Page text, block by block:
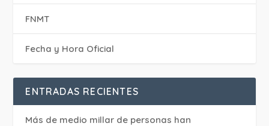
FNMT
Fecha y Hora Oficial
ENTRADAS RECIENTES
Más de medio millar de personas han